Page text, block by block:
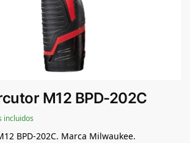
M12 BPD-202C
incluidos
BPD-202C. Marca Milwaukee.